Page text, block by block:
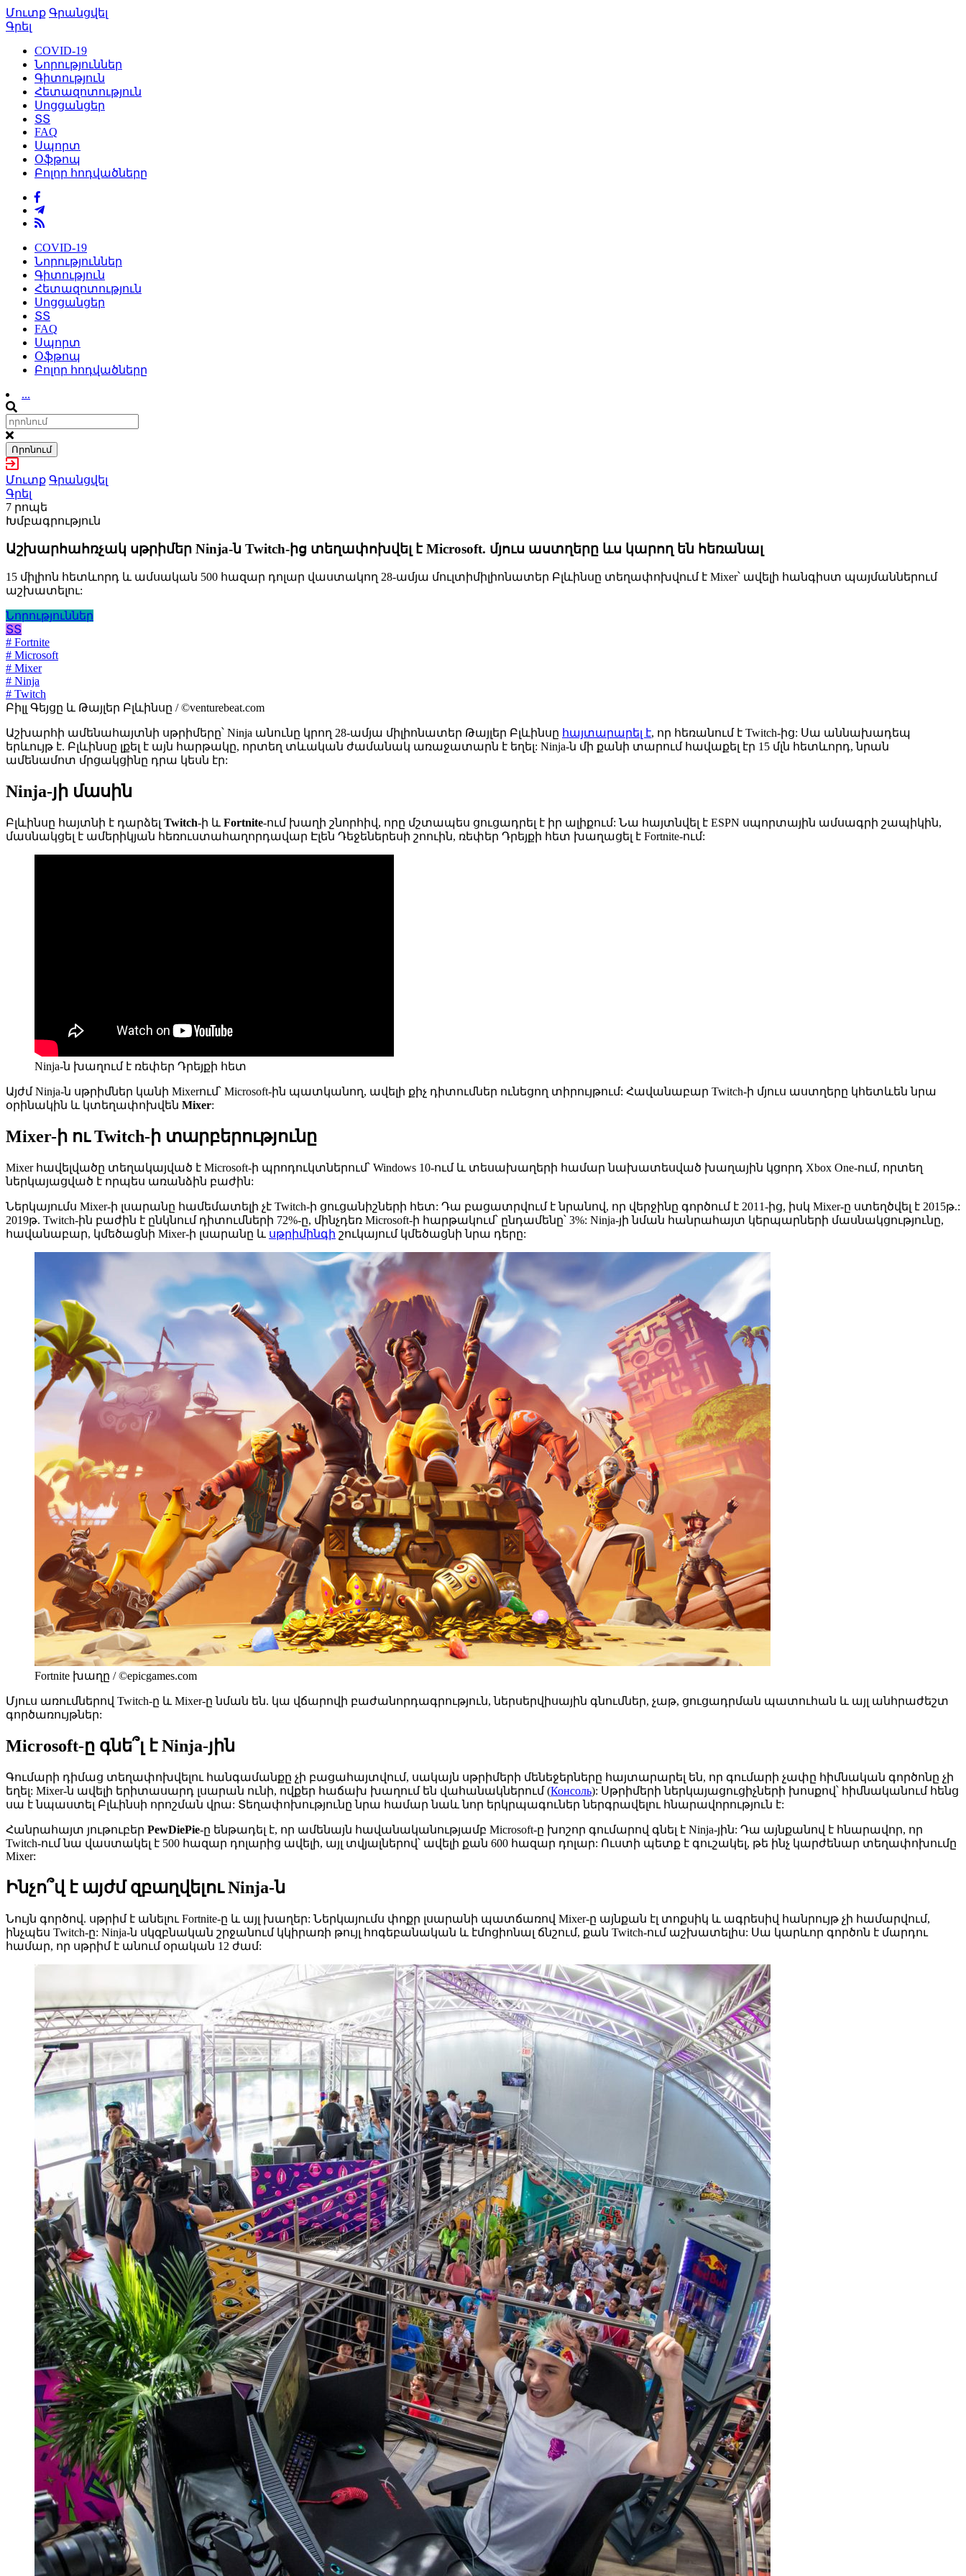
Մուտք Գրանցվել
Գրել
COVID-19
Նորություններ
Գիտություն
Հետազոտություն
Սոցցանցեր
ՏՏ
FAQ
Սպորտ
Օֆթոպ
Բոլոր հոդվածները
COVID-19
Նորություններ
Գիտություն
Հետազոտություն
Սոցցանցեր
ՏՏ
FAQ
Սպորտ
Օֆթոպ
Բոլոր հոդվածները
...
Որոնում
Մուտք Գրանցվել
Գրել
7 րոպե
Խմբագրություն
Աշխարհահռչակ սթրիմեր Ninja-ն Twitch-ից տեղափոխվել է Microsoft. մյուս աստղերը ևս կարող են հեռանալ
15 միլիոն հետևորդ և ամսական 500 հազար դոլար վաստակող 28-ամյա մուլտիմիլիոնատեր Բլևինսը տեղափոխվում է Mixer՝ ավելի հանգիստ պայմաններում
աշխատելու:
Նորություններ
ՏՏ
# Fortnite
# Microsoft
# Mixer
# Ninja
# Twitch
Բիլլ Գեյցը և Թայլեր Բլևինսը / ©venturebeat.com
Աշխարհի ամենահայտնի սթրիմերը՝ Ninja անունը կրող 28-ամյա միլիոնատեր Թայլեր Բլևինսը հայտարարել է, որ հեռանում է Twitch-ից: Սա աննախադեպ
երևույթ է. Բլևինսը լքել է այն հարթակը, որտեղ տևական ժամանակ առաջատարն է եղել: Ninja-ն մի քանի տարում հավաքել էր 15 մլն հետևորդ, նրան
ամենամոտ մրցակցինը դրա կեսն էր:
Ninja-յի մասին
Բլևինսը հայտնի է դարձել Twitch-ի և Fortnite-ում խաղի շնորհիվ, որը մշտապես ցուցադրել է իր ալիքում: Նա հայտնվել է ESPN սպորտային ամսագրի շապիկին,
մասնակցել է ամերիկյան հեռուստահաղորդավար Էլեն Դեջեներեսի շոուին, ռեփեր Դրեյքի հետ խաղացել է Fortnite-ում:
Ninja-ն խաղում է ռեփեր Դրեյքի հետ
Այժմ Ninja-ն սթրիմներ կանի Mixerում՝ Microsoft-ին պատկանող, ավելի քիչ դիտումներ ունեցող տիրույթում: Հավանաբար Twitch-ի մյուս աստղերը կհետևեն նրա
օրինակին և կտեղափոխվեն Mixer:
Mixer-ի ու Twitch-ի տարբերությունը
Mixer հավելվածը տեղակայված է Microsoft-ի պրոդուկտներում՝ Windows 10-ում և տեսախաղերի համար նախատեսված խաղային կցորդ Xbox One-ում, որտեղ
ներկայացված է որպես առանձին բաժին:
Ներկայումս Mixer-ի լսարանը համեմատելի չէ Twitch-ի ցուցանիշների հետ: Դա բացատրվում է նրանով, որ վերջինը գործում է 2011-ից, իսկ Mixer-ը ստեղծվել է 2015թ.:
2019թ. Twitch-ին բաժին է ընկնում դիտումների 72%-ը, մինչդեռ Microsoft-ի հարթակում՝ ընդամենը՝ 3%: Ninja-յի նման հանրահայտ կերպարների մասնակցությունը,
հավանաբար, կմեծացնի Mixer-ի լսարանը և սթրիմինգի շուկայում կմեծացնի նրա դերը:
Fortnite խաղը / ©epicgames.com
Մյուս առումներով Twitch-ը և Mixer-ը նման են. կա վճարովի բաժանորդագրություն, ներսերվիսային գնումներ, չաթ, ցուցադրման պատուհան և այլ անհրաժեշտ
գործառույթներ:
Microsoft-ը գնե՞լ է Ninja-յին
Գումարի դիմաց տեղափոխվելու հանգամանքը չի բացահայտվում, սակայն սթրիմերի մենեջերները հայտարարել են, որ գումարի չափը հիմնական գործոնը չի
եղել: Mixer-ն ավելի երիտասարդ լսարան ունի, ովքեր հաճախ խաղում են վահանակներում (Консоль): Սթրիմերի ներկայացուցիչների խոսքով՝ հիմնականում հենց
սա է նպաստել Բլևինսի որոշման վրա: Տեղափոխությունը նրա համար նաև նոր երկրպագուներ ներգրավելու հնարավորություն է:
Հանրահայտ յութուբեր PewDiePie-ը ենթադել է, որ ամենայն հավանականությամբ Microsoft-ը խոշոր գումարով գնել է Ninja-յին: Դա այնքանով է հնարավոր, որ
Twitch-ում նա վաստակել է 500 հազար դոլարից ավելի, այլ տվյալներով՝ ավելի քան 600 հազար դոլար: Ուստի պետք է գուշակել, թե ինչ կարժենար տեղափոխումը
Mixer:
Ինչո՞վ է այժմ զբաղվելու Ninja-ն
Նույն գործով. սթրիմ է անելու Fortnite-ը և այլ խաղեր: Ներկայումս փոքր լսարանի պատճառով Mixer-ը այնքան էլ տոքսիկ և ագրեսիվ հանրույթ չի համարվում,
ինչպես Twitch-ը: Ninja-ն սկզբնական շրջանում կկիրառի թույլ հոգեբանական և էմոցիոնալ ճնշում, քան Twitch-ում աշխատելիս: Սա կարևոր գործոն է մարդու
համար, որ սթրիմ է անում օրական 12 ժամ: